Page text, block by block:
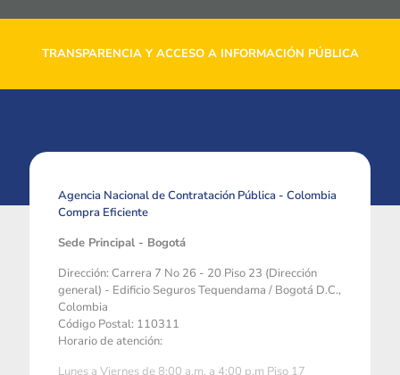
TRANSPARENCIA Y ACCESO A INFORMACIÓN PÚBLICA
Agencia Nacional de Contratación Pública - Colombia
Compra Eficiente
Sede Principal - Bogotá
Dirección: Carrera 7 No 26 - 20 Piso 23 (Dirección
general) - Edificio Seguros Tequendama / Bogotá D.C.,
Colombia
Código Postal: 110311
Horario de atención:
Lunes a Viernes de 8:00 a.m. a 4:00 p.m Piso 17